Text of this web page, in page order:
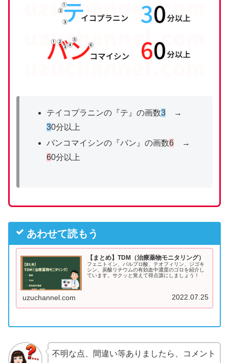
テイコプラニンの『テ』の画数3→
30分以上
バンコマイシンの『バン』の画数6→
60分以上
あわせて読もう
【まとめ】TDM（治療薬物モニタリング）
フェニトイン、バルプロ酸、テオフィリン、ジゴキ
シン、炭酸リチウムの有効血中濃度のゴロを紹介し
ています。サクッと覚えて得点源にしましょう！
uzuchannel.com 2022.07.25
不明な点、間違い等ありましたら、コメント